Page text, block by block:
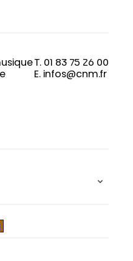
T. 01 83 75 26 00
E. infos@cnm.fr